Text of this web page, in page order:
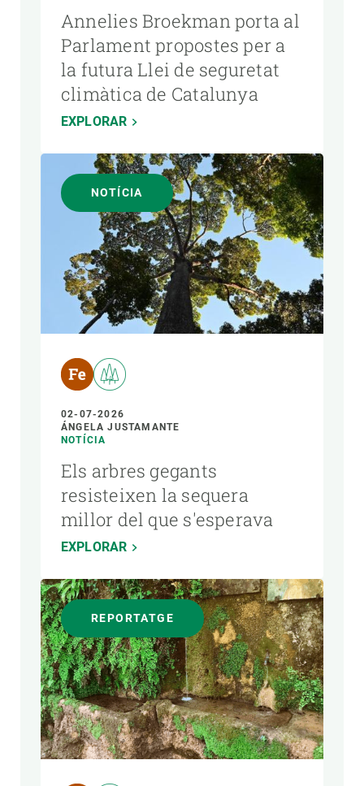
Annelies Broekman porta al
Parlament propostes per a
la futura Llei de seguretat
climàtica de Catalunya
EXPLORAR
NOTÍCIA
02-07-2026
ÁNGELA JUSTAMANTE
NOTÍCIA
Els arbres gegants
resisteixen la sequera
millor del que s'esperava
EXPLORAR
REPORTATGE